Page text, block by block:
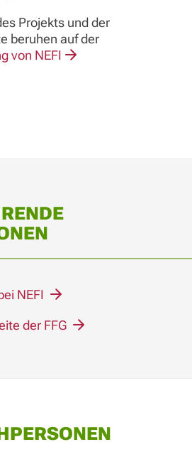
Projekts und der
beruhen auf der
von NEFI
NEFI
der FFG